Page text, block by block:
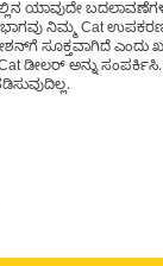
ಯಾವುದೇ
ನಿಮ್ಮ Cat
ಸೂಕ್ತವಾಗಿದೆ ಎಂದು
ಡೀಲರ್ ಅನ್ನು